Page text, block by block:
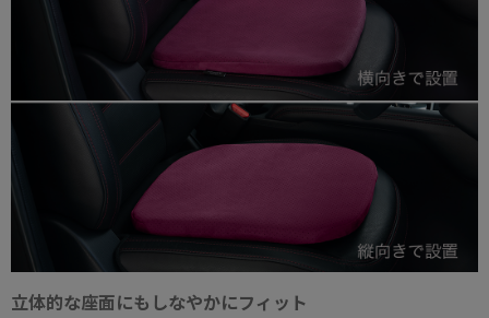
立体的な座面にもしなやかにフィット